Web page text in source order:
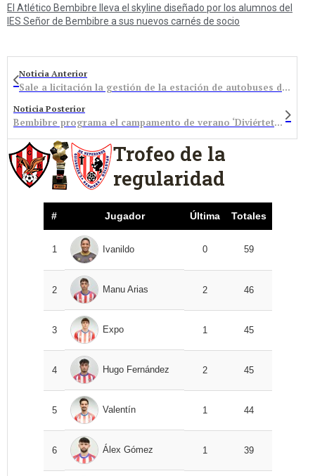
El Atlético Bembibre lleva el skyline diseñado por los alumnos del
IES Señor de Bembibre a sus nuevos carnés de socio
Noticia Anterior
Sale a licitación la gestión de la estación de autobuses de Bembibre por 4.200 euros anuales
Noticia Posterior
Bembibre programa el campamento de verano ‘Diviértete en tu pueblo’
Trofeo de la
regularidad
# Jugador Última Totales
1 Ivanildo 0 59
2 Manu Arias 2 46
3 Expo 1 45
4 Hugo Fernández 2 45
5 Valentín 1 44
6 Álex Gómez 1 39